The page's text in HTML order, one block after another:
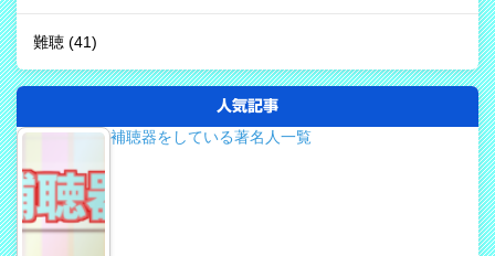
難聴 (41)
人気記事
補聴器をしている著名人一覧